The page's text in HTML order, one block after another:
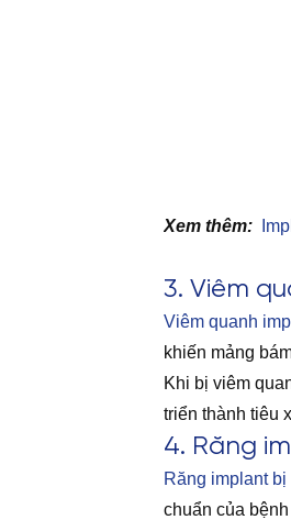
Xem thêm:
3. Viêm
Viêm quanh
khiến mảng
Khi bị viêm
triển thành tiêu
4. Răng
Răng implant
chuẩn của